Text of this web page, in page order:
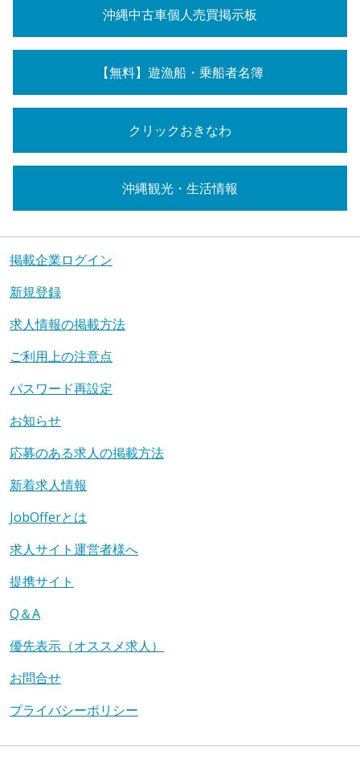
沖縄中古車個人売買掲示板
【無料】遊漁船・乗船者名簿
クリックおきなわ
沖縄観光・生活情報
掲載企業ログイン
新規登録
求人情報の掲載方法
ご利用上の注意点
パスワード再設定
お知らせ
応募のある求人の掲載方法
新着求人情報
JobOfferとは
求人サイト運営者様へ
提携サイト
Q＆A
優先表示（オススメ求人）
お問合せ
プライバシーポリシー